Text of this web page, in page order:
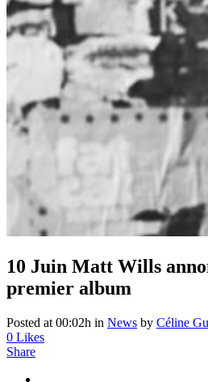
10 Juin Matt Wills
premier album
Posted at 00:02h in News by Céline
0 Likes
Share